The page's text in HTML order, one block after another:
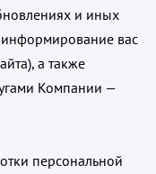
и иных
вас
а также
Компании —
персональной